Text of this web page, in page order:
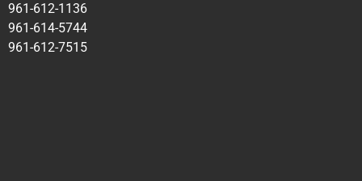
961-612-1136
961-614-5744
961-612-7515